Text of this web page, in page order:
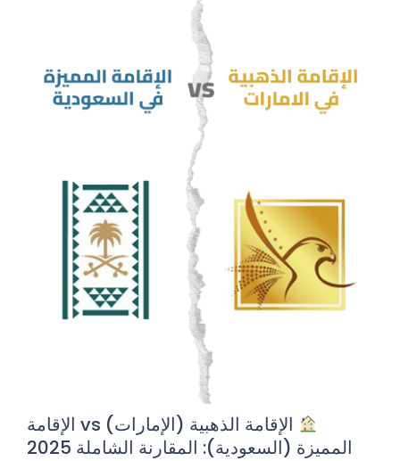
الإقامة الذهبية (الإمارات) vs الإقامة
المميزة (السعودية): المقارنة الشاملة 2025